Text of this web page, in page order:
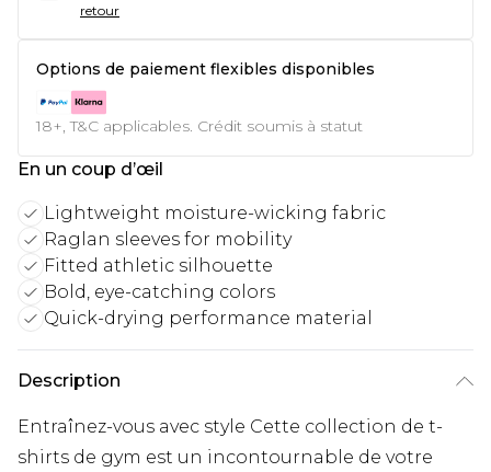
retour
Options de paiement flexibles disponibles
18+, T&C applicables. Crédit soumis à statut
En un coup d’œil
Lightweight moisture-wicking fabric
Raglan sleeves for mobility
Fitted athletic silhouette
Bold, eye-catching colors
Quick-drying performance material
Description
Entraînez-vous avec style Cette collection de t-
shirts de gym est un incontournable de votre